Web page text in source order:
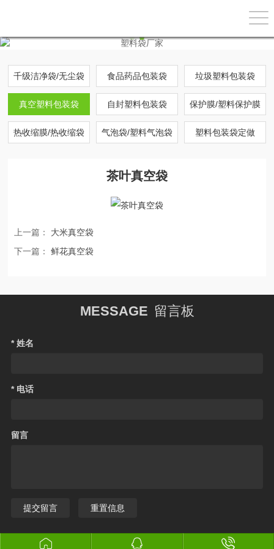
千级洁净袋/无尘袋 食品药品包装袋 垃圾塑料包装袋
真空塑料包装袋 自封塑料包装袋 保护膜/塑料保护膜
热收缩膜/热收缩袋 气泡袋/塑料气泡袋 塑料包装袋定做
茶叶真空袋
上一篇： 大米真空袋
下一篇： 鲜花真空袋
MESSAGE 留言板
* 姓名
* 电话
留言
提交留言 重置信息
  